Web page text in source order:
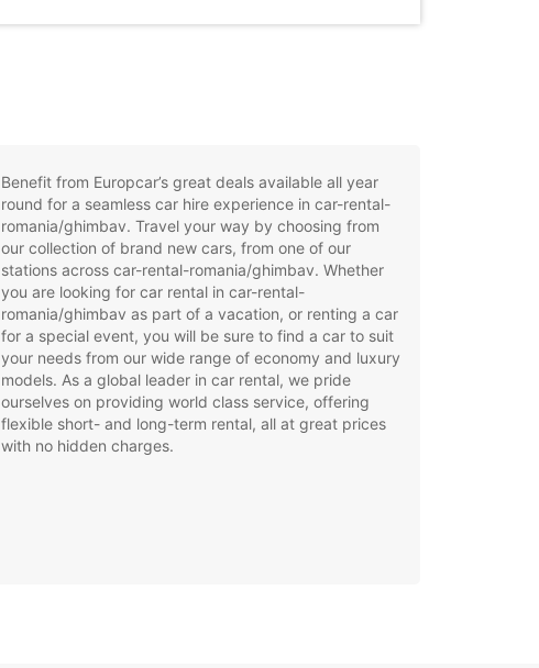
Benefit from Europcar’s great deals available all year
round for a seamless car hire experience in car-rental-
romania/ghimbav. Travel your way by choosing from
our collection of brand new cars, from one of our
stations across car-rental-romania/ghimbav. Whether
you are looking for car rental in car-rental-
romania/ghimbav as part of a vacation, or renting a car
for a special event, you will be sure to find a car to suit
your needs from our wide range of economy and luxury
models. As a global leader in car rental, we pride
ourselves on providing world class service, offering
flexible short- and long-term rental, all at great prices
with no hidden charges.